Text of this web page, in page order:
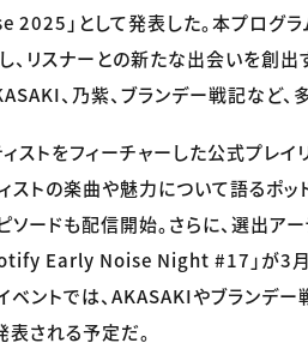
2025」として発表した。本プログ
、リスナーとの新たな出会いを創
、乃紫、ブランデー戦記など、
ストをフィーチャーした公式プレ
ストの楽曲や魅力について語る
ードも配信開始。さらに、選出ア
Early Noise Night #17」が3
ベントでは、AKASAKIやブランデ
される予定だ。